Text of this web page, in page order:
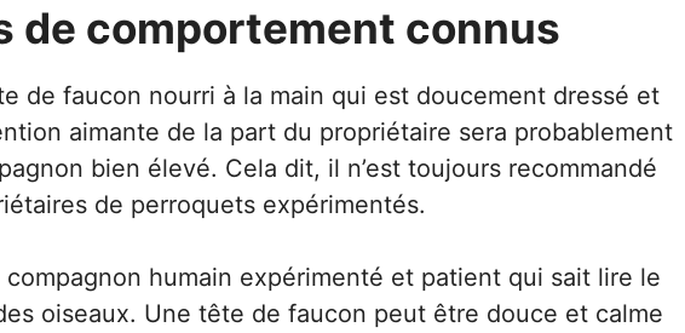
de comportement connus
de faucon nourri à la main qui est doucement dressé et
aimante de la part du propriétaire sera probablement
bien élevé. Cela dit, il n’est toujours recommandé
de perroquets expérimentés.
compagnon humain expérimenté et patient qui sait lire le
oiseaux. Une tête de faucon peut être douce et calme